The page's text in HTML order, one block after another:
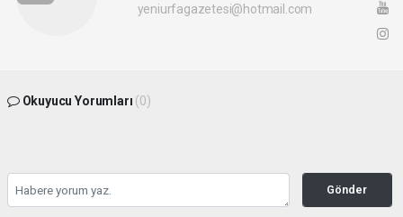
yeniurfagazetesi@hotmail.com
Okuyucu Yorumları (0)
Gönder